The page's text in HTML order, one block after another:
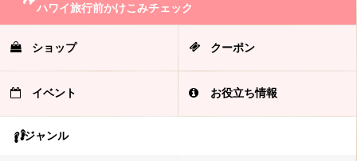
ハワイ旅行前かけこみチェック
ショップ クーポン
イベント お役立ち情報
ジャンル